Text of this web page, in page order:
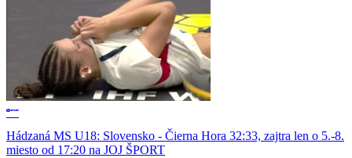
Hádzaná MS U18: Slovensko - Čierna Hora 32:33, zajtra len o 5.-8.
miesto od 17:20 na JOJ ŠPORT